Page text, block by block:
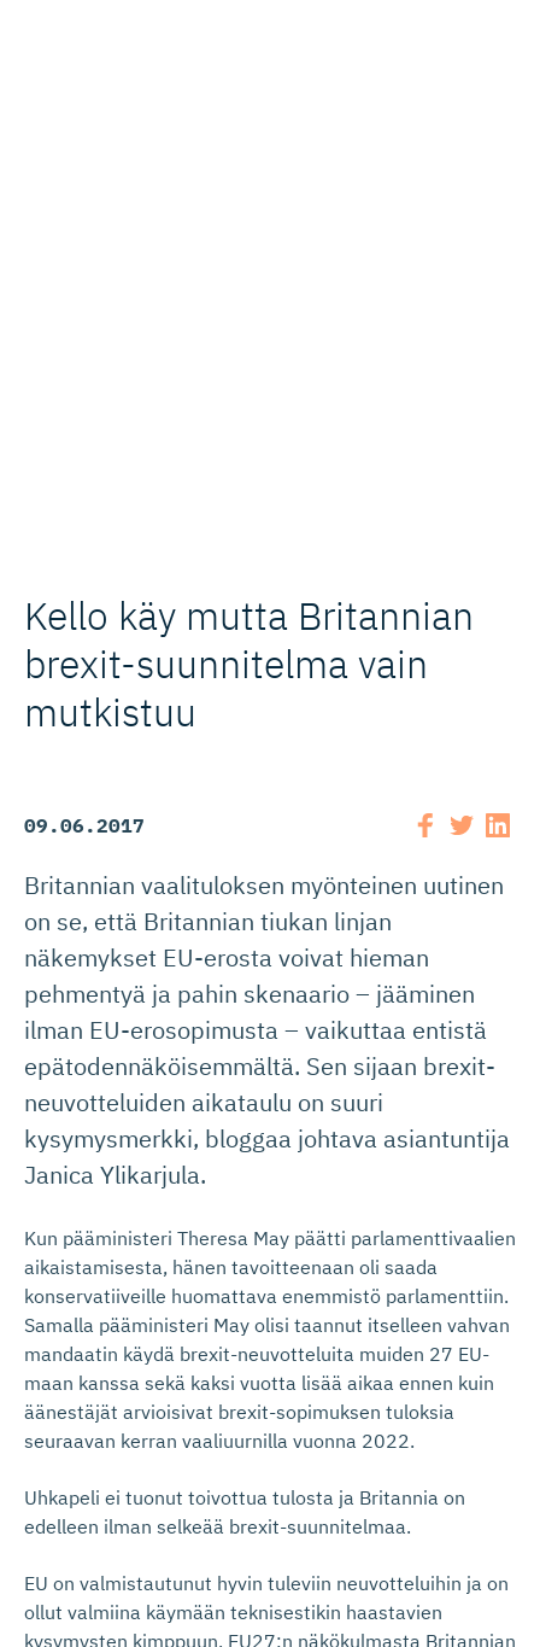
Kello käy mutta Britannian
brexit-suun­nitelma vain
mutkistuu
09.06.2017
Britannian vaalituloksen myönteinen uutinen
on se, että Britannian tiukan linjan
näkemykset EU-erosta voivat hieman
pehmentyä ja pahin skenaario – jääminen
ilman EU-erosopimusta – vaikuttaa entistä
epätodennäköisemmältä. Sen sijaan brexit-
neuvotteluiden aikataulu on suuri
kysymysmerkki, bloggaa johtava asiantuntija
Janica Ylikarjula.
Kun pääministeri Theresa May päätti parlamenttivaalien
aikaistamisesta, hänen tavoitteenaan oli saada
konservatiiveille huomattava enemmistö parlamenttiin.
Samalla pääministeri May olisi taannut itselleen vahvan
mandaatin käydä brexit-neuvotteluita muiden 27 EU-
maan kanssa sekä kaksi vuotta lisää aikaa ennen kuin
äänestäjät arvioisivat brexit-sopimuksen tuloksia
seuraavan kerran vaaliuurnilla vuonna 2022.
Uhkapeli ei tuonut toivottua tulosta ja Britannia on
edelleen ilman selkeää brexit-suunnitelmaa.
EU on valmistautunut hyvin tuleviin neuvotteluihin ja on
ollut valmiina käymään teknisestikin haastavien
kysymysten kimppuun. EU27:n näkökulmasta Britannian